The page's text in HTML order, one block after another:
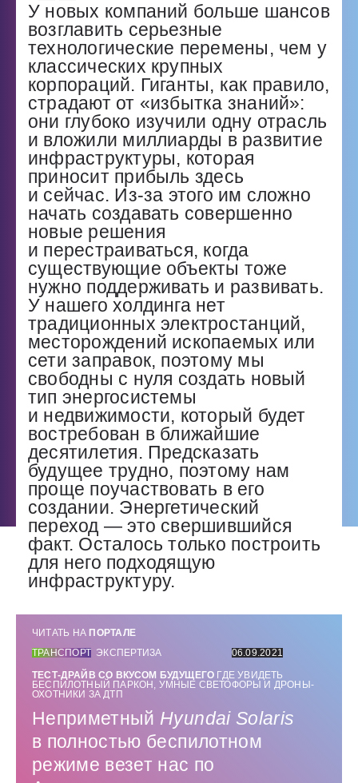
У новых компаний больше шансов
возглавить серьезные
технологические перемены, чем у
классических крупных
корпораций. Гиганты, как правило,
страдают от «избытка знаний»:
они глубоко изучили одну отрасль
и вложили миллиарды в развитие
инфраструктуры, которая
приносит прибыль здесь
и сейчас. Из-за этого им сложно
начать создавать совершенно
новые решения
и перестраиваться, когда
существующие объекты тоже
нужно поддерживать и развивать.
У нашего холдинга нет
традиционных электростанций,
месторождений ископаемых или
сети заправок, поэтому мы
свободны с нуля создать новый
тип энергосистемы
и недвижимости, который будет
востребован в ближайшие
десятилетия. Предсказать
будущее трудно, поэтому нам
проще поучаствовать в его
создании. Энергетический
переход — ​это свершившийся
факт. Осталось только построить
для него подходящую
инфраструктуру.
ЧИТАТЬ НА ПОРТАЛЕ
ТРАНСПОРТ ЭКСПЕРТИЗА
06.09.2021
ТЕСТ-ДРАЙВ СО ВКУСОМ БУДУЩЕГО ГДЕ УВИДЕТЬ
БЕСПИЛОТНЫЙ ПАРКОН, УМНЫЕ СВЕТОФОРЫ И ДРОНЫ-
ОХОТНИКИ ЗА ДТП
Неприметный Hyundai Solaris
в полностью беспилотном
режиме везет нас по